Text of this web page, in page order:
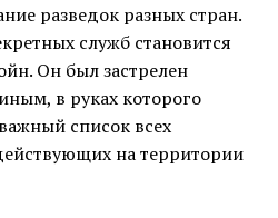
разведок разных стран.
служб становится
Он был застрелен
в руках которого
список всех
на территории